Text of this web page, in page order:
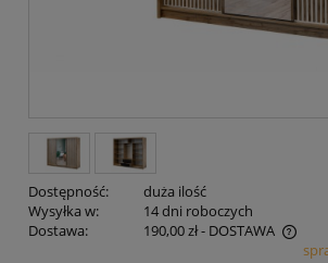
Dostępność:
duża ilość
Wysyłka w:
14 dni roboczych
Dostawa:
190,00 zł- DOSTAWA
Cena nie zawiera ewentualnych kosztów